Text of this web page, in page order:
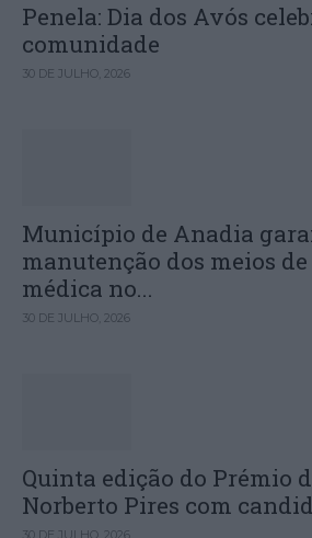
Penela: Dia dos Avós
comunidade
30 DE JULHO, 2026
Município de Anadia
manutenção dos meios
médica no...
30 DE JULHO, 2026
Quinta edição do Prémio
Norberto Pires com